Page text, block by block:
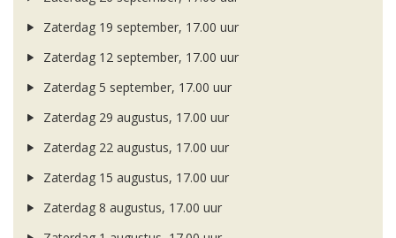
Zaterdag 19 september, 17.00 uur
Zaterdag 12 september, 17.00 uur
Zaterdag 5 september, 17.00 uur
Zaterdag 29 augustus, 17.00 uur
Zaterdag 22 augustus, 17.00 uur
Zaterdag 15 augustus, 17.00 uur
Zaterdag 8 augustus, 17.00 uur